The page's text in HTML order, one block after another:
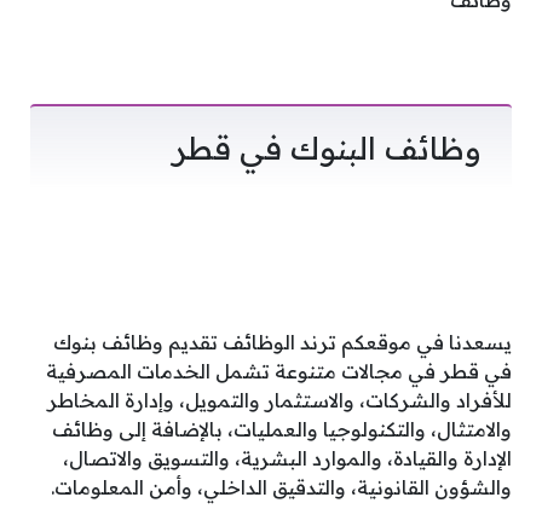
وظائف البنوك في قطر
يسعدنا في موقعكم ترند الوظائف تقديم وظائف بنوك
في قطر في مجالات متنوعة تشمل الخدمات المصرفية
للأفراد والشركات، والاستثمار والتمويل، وإدارة المخاطر
والامتثال، والتكنولوجيا والعمليات، بالإضافة إلى وظائف
الإدارة والقيادة، والموارد البشرية، والتسويق والاتصال،
والشؤون القانونية، والتدقيق الداخلي، وأمن المعلومات.